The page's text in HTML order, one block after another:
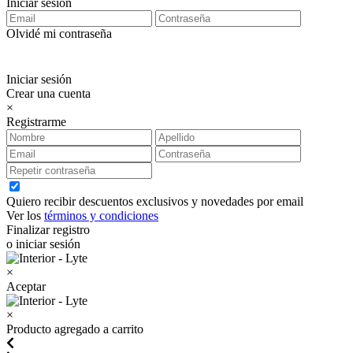
Iniciar sesión
Olvidé mi contraseña
Iniciar sesión
Crear una cuenta
×
Registrarme
Quiero recibir descuentos exclusivos y novedades por email
Ver los términos y condiciones
Finalizar registro
o iniciar sesión
×
Aceptar
×
Producto agregado a carrito